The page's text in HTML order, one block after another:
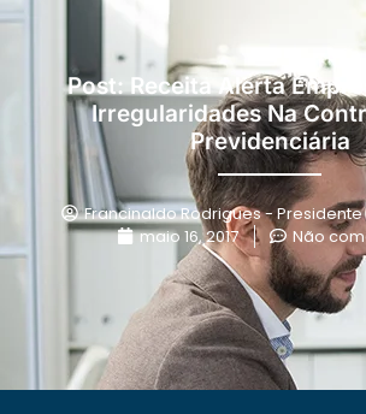
Post: Receita Alerta
Irregularidades Na
Previdenciária
Francinaldo Rodrigues - Presidente
maio 16, 2017
Não